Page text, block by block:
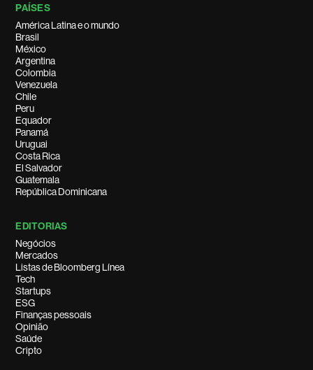
PAÍSES
América Latina e o mundo
Brasil
México
Argentina
Colombia
Venezuela
Chile
Peru
Equador
Panamá
Uruguai
Costa Rica
El Salvador
Guatemala
República Dominicana
EDITORIAS
Negócios
Mercados
Listas de Bloomberg Línea
Tech
Startups
ESG
Finanças pessoais
Opinião
Saúde
Cripto